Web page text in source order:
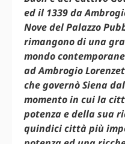
ed il 1339 da
Nove del Palazzo
rimangono di una
mondo
ad Ambrogio
che governò Siena
momento in cui la
potenza e della sua
quindici città più